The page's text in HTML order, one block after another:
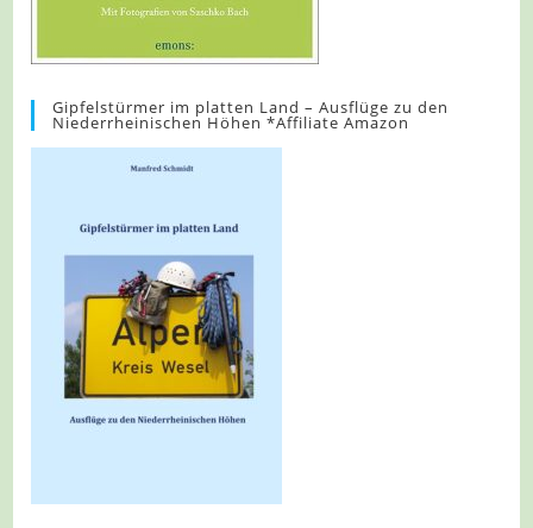
Gipfelstürmer im platten Land – Ausflüge zu den
Niederrheinischen Höhen *Affiliate Amazon